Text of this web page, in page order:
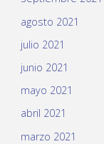
agosto 2021
julio 2021
junio 2021
mayo 2021
abril 2021
marzo 2021